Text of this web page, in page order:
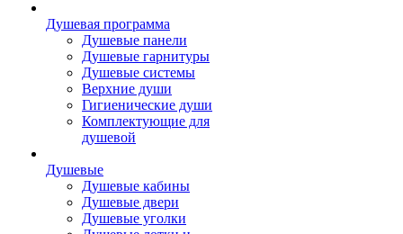
Душевая программа
Душевые панели
Душевые гарнитуры
Душевые системы
Верхние души
Гигиенические души
Комплектующие для
душевой
Душевые
Душевые кабины
Душевые двери
Душевые уголки